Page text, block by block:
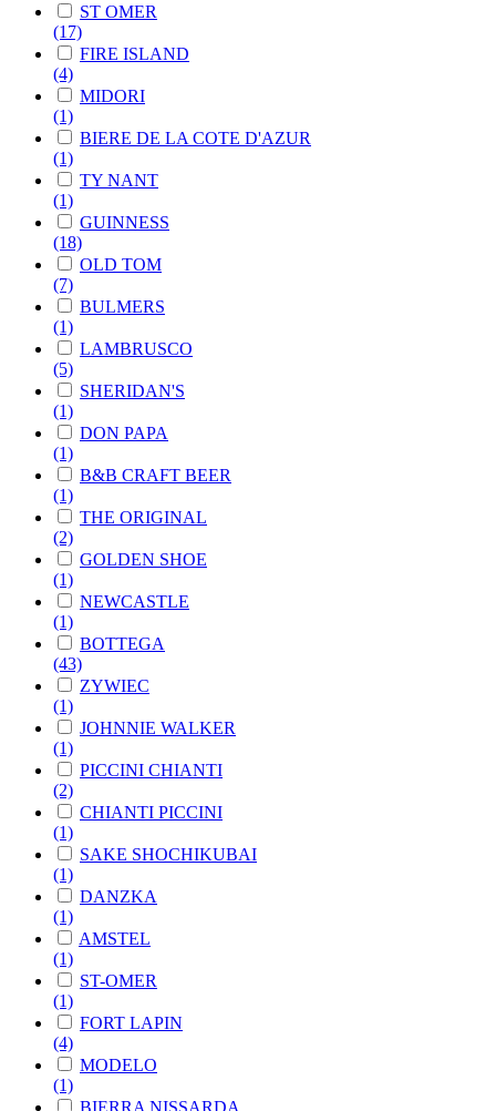
ST OMER
(17)
FIRE ISLAND
(4)
MIDORI
(1)
BIERE DE LA COTE D'AZUR
(1)
TY NANT
(1)
GUINNESS
(18)
OLD TOM
(7)
BULMERS
(1)
LAMBRUSCO
(5)
SHERIDAN'S
(1)
DON PAPA
(1)
B&B CRAFT BEER
(1)
THE ORIGINAL
(2)
GOLDEN SHOE
(1)
NEWCASTLE
(1)
BOTTEGA
(43)
ZYWIEC
(1)
JOHNNIE WALKER
(1)
PICCINI CHIANTI
(2)
CHIANTI PICCINI
(1)
SAKE SHOCHIKUBAI
(1)
DANZKA
(1)
AMSTEL
(1)
ST-OMER
(1)
FORT LAPIN
(4)
MODELO
(1)
BIERRA NISSARDA